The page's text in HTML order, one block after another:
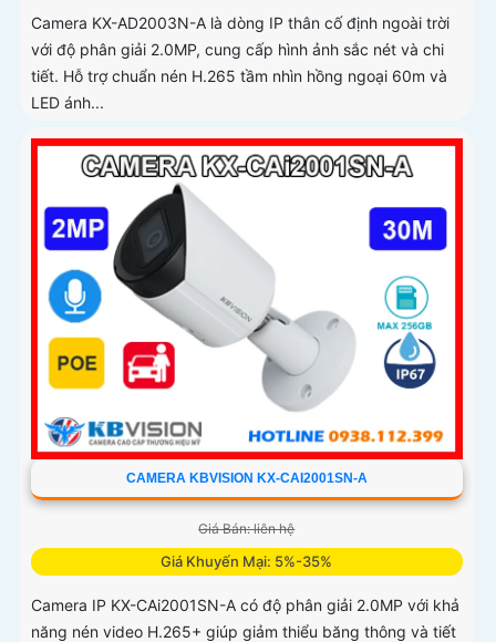
Camera KX-AD2003N-A là dòng IP thân cố định ngoài trời
với độ phân giải 2.0MP, cung cấp hình ảnh sắc nét và chi
tiết. Hỗ trợ chuẩn nén H.265 tầm nhìn hồng ngoại 60m và
LED ánh...
CAMERA KBVISION KX-CAI2001SN-A
Giá Bán: liên hệ
Giá Khuyến Mại: 5%-35%
Camera IP KX-CAi2001SN-A có độ phân giải 2.0MP với khả
năng nén video H.265+ giúp giảm thiểu băng thông và tiết